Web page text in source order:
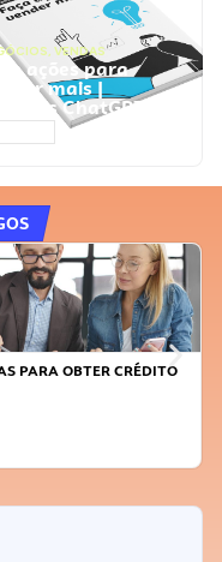
, VENDAS
ações para
mais |
ChatGPT
PARA OBTER CRÉDITO